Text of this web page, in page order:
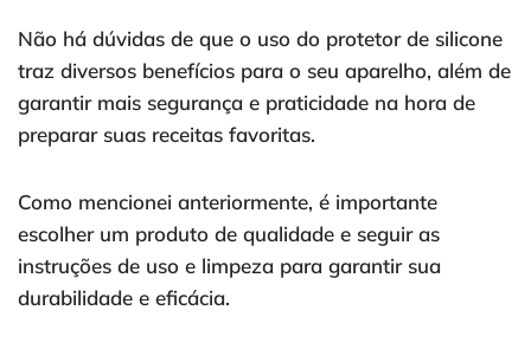
Não há dúvidas de que o uso do protetor de silicone
traz diversos benefícios para o seu aparelho, além de
garantir mais segurança e praticidade na hora de
preparar suas receitas favoritas.
Como mencionei anteriormente, é importante
escolher um produto de qualidade e seguir as
instruções de uso e limpeza para garantir sua
durabilidade e eficácia.